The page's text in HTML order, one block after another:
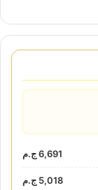
6,691 ج.م
5,018 ج.م